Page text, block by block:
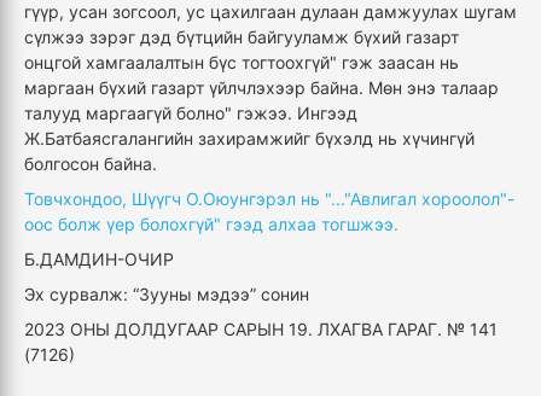
гүүр, усан зогсоол, ус цахилгаан дулаан дамжуулах шугам
сүлжээ зэрэг дэд бүтцийн байгууламж бүхий газарт
онцгой хамгаалалтын бүс тогтоохгүй" гэж заасан нь
маргаан бүхий газарт үйлчлэхээр байна. Мөн энэ талаар
талууд маргаагүй болно" гэжээ. Ингээд
Ж.Батбаясгалангийн захирамжийг бүхэлд нь хүчингүй
болгосон байна.
Товчхондоо, Шүүгч О.Оюунгэрэл нь "..."Авлигал хороолол"-
оос болж үер болохгүй" гээд алхаа тогшжээ.
Б.ДАМДИН-ОЧИР
Эх сурвалж: “Зууны мэдээ” сонин
2023 ОНЫ ДОЛДУГААР САРЫН 19. ЛХАГВА ГАРАГ. № 141
(7126)